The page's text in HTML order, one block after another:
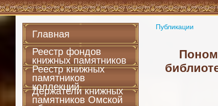
Главная
Реестр фондов
книжных памятников
Реестр книжных
памятников
коллекций
Держатели книжных
памятников Омской
Публикации